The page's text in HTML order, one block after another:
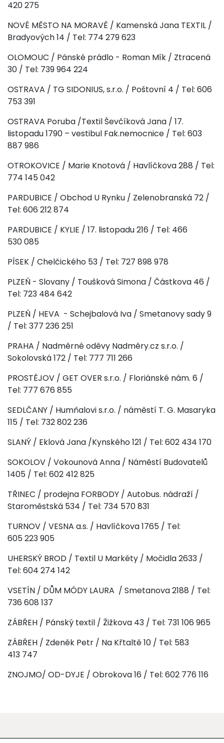
420 275
NOVÉ MĚSTO NA MORAVĚ / Kamenská Jana TEXTIL /
Bradyových 14 / Tel: 774 279 623
OLOMOUC / Pánské prádlo - Roman Mík / Ztracená
30 / Tel: 739 964 224
OSTRAVA / TG SIDONIUS, s.r.o. / Poštovní 4 / Tel: 606
753 391
OSTRAVA Poruba /Textil Ševčíková Jana / 17.
listopadu 1790 – vestibul Fak.nemocnice / Tel: 603
887 986
OTROKOVICE / Marie Knotová / Havlíčkova 288 / Tel:
774 145 042
PARDUBICE / Obchod U Rynku / Zelenobranská 72 /
Tel: 606 212 874
PARDUBICE / KYLIE / 17. listopadu 216 / Tel: 466
530 085
PÍSEK / Chelčického 53 / Tel: 727 898 978
PLZEŇ - Slovany / Toušková Simona / Částkova 46 /
Tel: 723 484 642
PLZEŇ / HEVA - Schejbalová Iva / Smetanovy sady 9
/ Tel: 377 236 251
PRAHA / Nadměrné oděvy Nadměry.cz s.r.o. /
Sokolovská 172 / Tel: 777 711 266
PROSTĚJOV / GET OVER s.r.o. / Floriánské nám. 6 /
Tel: 777 676 855
SEDLČANY / Humňalovi s.r.o. / náměstí T. G. Masaryka
115 / Tel: 732 802 236
SLANÝ / Eklová Jana /Kynského 121 / Tel: 602 434 170
SOKOLOV / Vokounová Anna / Náměstí Budovatelů
1405 / Tel: 602 412 825
TŘINEC / prodejna FORBODY / Autobus. nádraží /
Staroměstská 534 / Tel: 734 570 831
TURNOV / VESNA a.s. / Havlíčkova 1765 / Tel:
605 223 905
UHERSKÝ BROD / Textil U Markéty / Močidla 2633 /
Tel: 604 274 142
VSETÍN / DŮM MÓDY LAURA / Smetanova 2188 / Tel:
736 608 137
ZÁBŘEH / Pánský textil / Žižkova 43 / Tel: 731 106 965
ZÁBŘEH / Zdeněk Petr / Na Křtaltě 10 / Tel: 583
413 747
ZNOJMO/ OD-DYJE / Obrokova 16 / Tel: 602 776 116